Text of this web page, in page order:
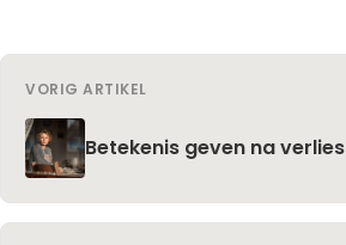
VORIG ARTIKEL
Betekenis geven na verlies